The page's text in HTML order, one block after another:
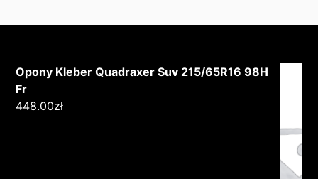
Opony Kleber Quadraxer Suv 215/65R16 98H
Fr
448.00zł